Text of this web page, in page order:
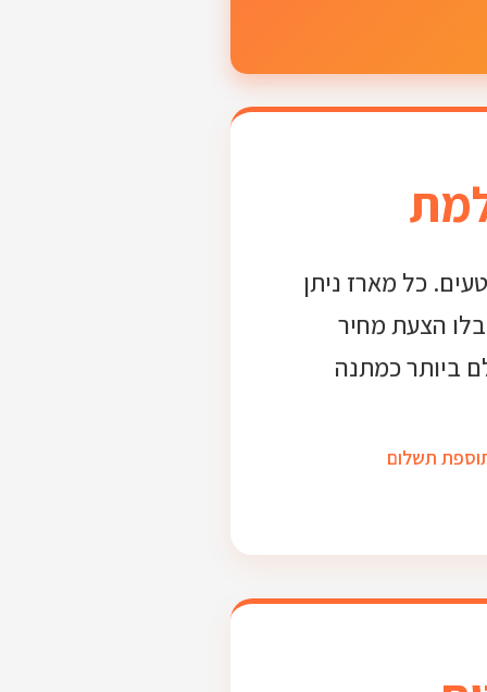
כל מארז ניתן
הצעת מחיר
ביותר כמתנה
תשלום